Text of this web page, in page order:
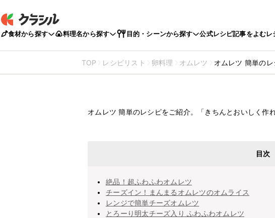
食材から探す 料理名から探す 目的・シーンから探す 公式レシピ記事をよむレ
TOP レシピリスト 卵料理 オムレツ オムレツ 簡単の
簡単のレシピおす
オムレツ 簡単のレシピをご紹介。「きちんとおいしく作
目次
絶品！超ふわふわオムレツ
チーズイン！まんまるオムレツのオムライス
レンジで簡単チーズオムレツ
とろーり明太チーズ入り ふわふわオムレツ